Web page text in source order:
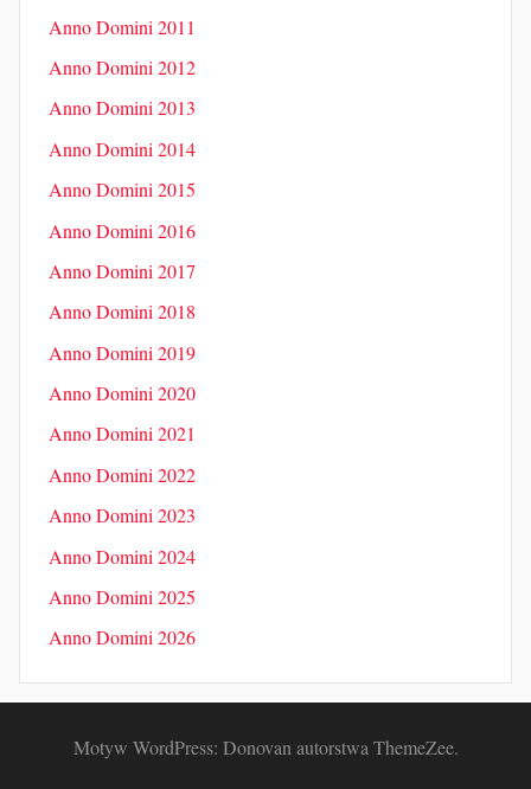
Anno Domini 2011
Anno Domini 2012
Anno Domini 2013
Anno Domini 2014
Anno Domini 2015
Anno Domini 2016
Anno Domini 2017
Anno Domini 2018
Anno Domini 2019
Anno Domini 2020
Anno Domini 2021
Anno Domini 2022
Anno Domini 2023
Anno Domini 2024
Anno Domini 2025
Anno Domini 2026
Motyw WordPress: Donovan autorstwa ThemeZee.